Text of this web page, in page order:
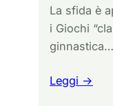
La sfida è
i Giochi
Leggi →